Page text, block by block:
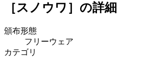
［スノウワ］ の詳細
頒布形態
フリーウェア
カテゴリ